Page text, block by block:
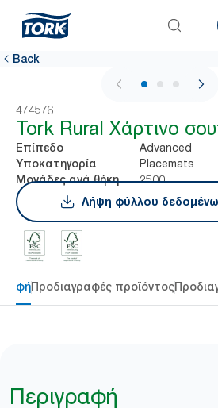
Back
1 / 3
474576
Tork Rural Χάρτινο
Επίπεδο Advanced
Υποκατηγορία Placemats
Μονάδες ανά θήκη
2500
Λήψη φύλλου
Προδιαγραφές προϊόντος
Περιγραφή